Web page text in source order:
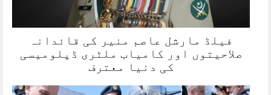
فیلڈ مارشل عاصم منیر کی قائدانہ
صلاحیتوں اور کامیاب ملٹری ڈپلومیسی
کی دنیا معترف